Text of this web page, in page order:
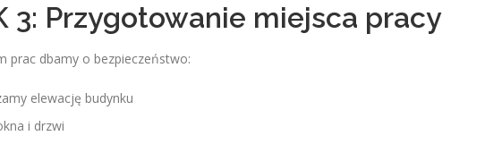
3: Przygotowanie miejsca pracy
prac dbamy o bezpieczeństwo:
elewację budynku
i drzwi